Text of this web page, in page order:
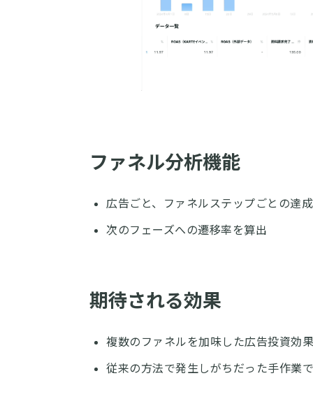
ファネル分析機能
広告ごと、ファネルステップごとの達
次のフェーズへの遷移率を算出
期待される効果
複数のファネルを加味した広告投資効
従来の方法で発生しがちだった手作業